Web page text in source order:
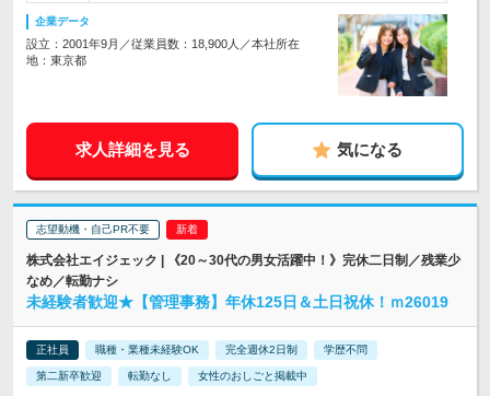
企業データ
設立：2001年9月／従業員数：18,900人／本社所在
地：東京都
求人詳細を見る 気になる
志望動機・自己PR不要
株式会社エイジェック | 《20～30代の男女活躍中！》完休二日制／残業少
なめ／転勤ナシ
未経験者歓迎★【管理事務】年休125日＆土日祝休！ｍ26019
正社員 職種・業種未経験OK 完全週休2日制 学歴不問
第二新卒歓迎 転勤なし 女性のおしごと掲載中